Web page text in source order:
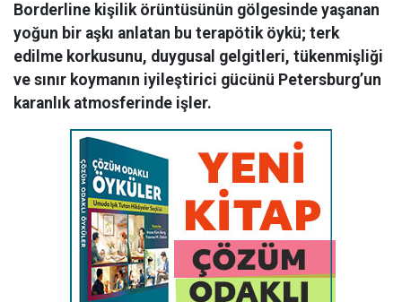
Borderline kişilik örüntüsünün gölgesinde yaşanan
yoğun bir aşkı anlatan bu terapötik öykü; terk
edilme korkusunu, duygusal gelgitleri, tükenmişliği
ve sınır koymanın iyileştirici gücünü Petersburg’un
karanlık atmosferinde işler.